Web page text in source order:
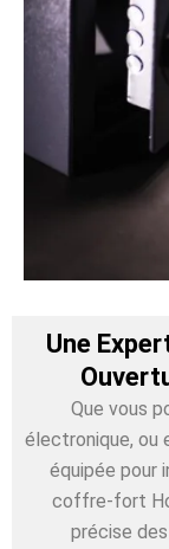
Une
Que vous
électronique, ou
équipée pour
coffre-fort
précise